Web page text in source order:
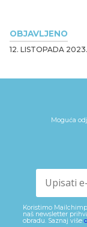
OBJAVLJENO
12. LISTOPADA 2023.
Moguća
Koristimo
naš newsletter
obradu. Saznaj više